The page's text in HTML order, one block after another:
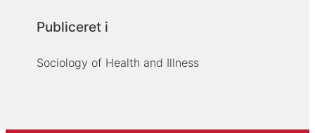
Publiceret i
Sociology of Health and Illness